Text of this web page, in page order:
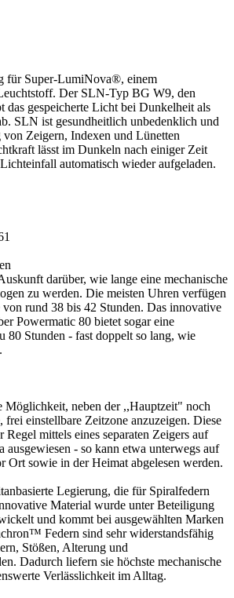
für Super-LumiNova®, einem
Der SLN-Typ BG W9, den
das gespeicherte Licht bei Dunkelheit als
SLN ist gesundheitlich unbedenklich und
Zeigern, Indexen und Lünetten
lässt im Dunkeln nach einiger Zeit
automatisch wieder aufgeladen.
darüber, wie lange eine mechanische
zu werden. Die meisten Uhren verfügen
von rund 38 bis 42 Stunden. Das innovative
Powermatic 80 bietet sogar eine
80 Stunden - fast doppelt so lang, wie
neben der ,,Hauptzeit" noch
frei einstellbare Zeitzone anzuzeigen. Diese
mittels eines separaten Zeigers auf
ausgewiesen - so kann etwa unterwegs auf
Ort sowie in der Heimat abgelesen werden.
Legierung, die für Spiralfedern
Material wurde unter Beteiligung
und kommt bei ausgewählten Marken
Federn sind sehr widerstandsfähig
Stößen, Alterung und
Dadurch liefern sie höchste mechanische
Verlässlichkeit im Alltag.